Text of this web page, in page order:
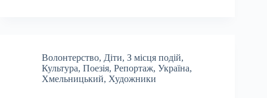
Волонтерство, Діти, З місця подій,
Культура, Поезія, Репортаж, Україна,
Хмельницький, Художники